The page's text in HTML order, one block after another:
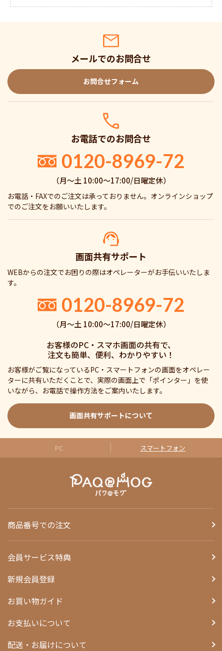
メールでのお問合せ
お問合せフォーム
お電話でのお問合せ
0120-8969-72
（月〜土 10:00〜17:00/日曜定休）
お電話・FAXでのご注文は承っておりません。オンラインショップ
でのご注文をお願いいたします。
画面共有サポート
WEBからの注文でお困りの際はオペレーターがお手伝いいたしま
す。
0120-8969-72
（月〜土 10:00〜17:00/日曜定休）
お客様のPC・スマホ画面の共有で、
注文も簡単、便利、わかりやすい！
お客様がご覧になっているPC・スマートフォンの画面をオペレー
ターに共有いただくことで、実際の画面上で「ポインター」を使
いながら、お電話で操作方法をご案内いたします。
画面共有サポートについて
PC スマートフォン
商品番号での注文
会員サービス特典
新規会員登録
お買い物ガイド
お支払いについて
配送・お届けについて